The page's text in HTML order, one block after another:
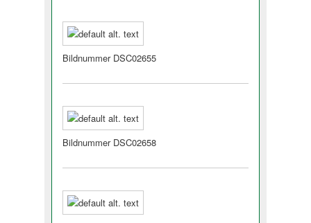
Bildnummer DSC02655
Bildnummer DSC02658